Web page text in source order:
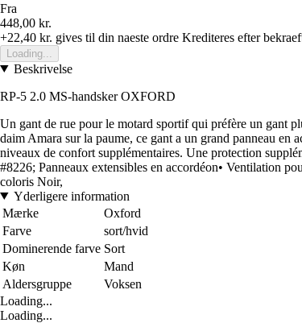
Fra
448,00 kr.
+22,40 kr. gives til din naeste ordre Krediteres efter
Loading...
Beskrivelse
RP-5 2.0 MS-handsker OXFORD
Un gant de rue pour le motard sportif qui préfère un gant
daim Amara sur la paume, ce gant a un grand panneau
niveaux de confort supplémentaires. Une protection
#8226; Panneaux extensibles en accordéon• Ventilation
coloris Noir,
Yderligere information
Mærke
Oxford
Farve
sort/hvid
Dominerende farve Sort
Køn
Mand
Aldersgruppe
Voksen
Loading...
Loading...